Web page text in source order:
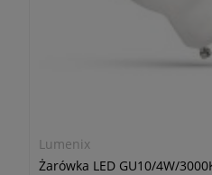
Lumenix
Żarówka LED GU10/4W/